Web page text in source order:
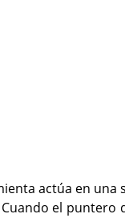
actúa en una
el puntero